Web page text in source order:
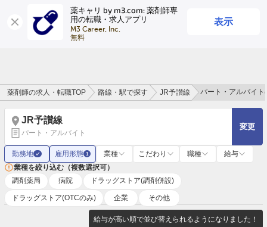
薬キャリ by m3.com: 薬剤師専
用の転職・求人アプリ
M3 Career, Inc.
無料
表示
ログイン
薬剤師の求人・転職TOP 路線・駅で探す JR予讃線 パート・アルバイ
JR予讃線
パート・アルバイト
変更
勤務地 ✓ 雇用形態 1 業種 こだわり 職種
給与
業種を絞り込む（複数選択可）
調剤薬局
病院 ドラッグストア(調剤併設)
ドラッグストア(OTCのみ) 企業 その他
給与が高い順で並び替えられるようになりました！